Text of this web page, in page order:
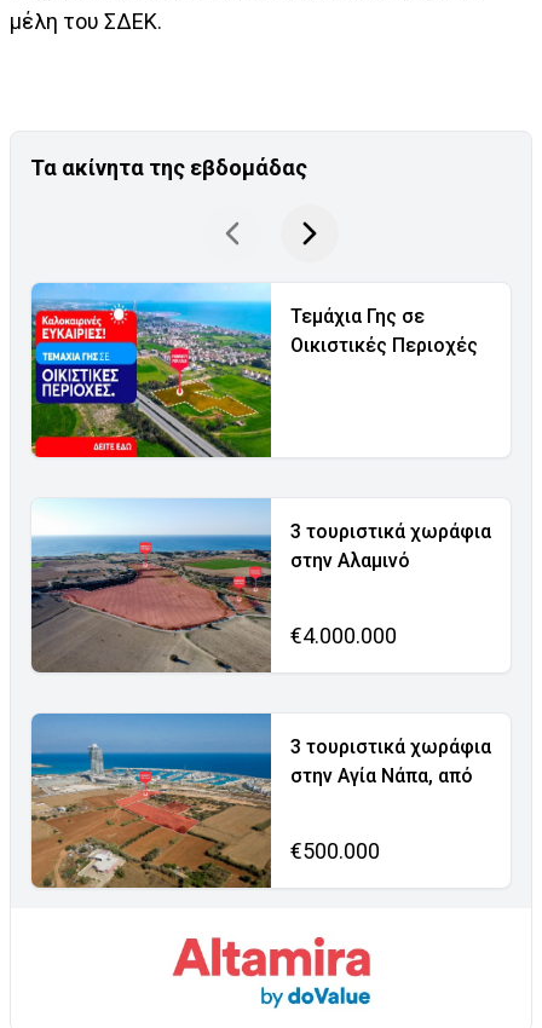
μέλη του ΣΔΕΚ.
Τα ακίνητα της εβδομάδας
Τεμάχια Γης σε
Οικιστικές Περιοχές
3 τουριστικά χωράφια
στην Αλαμινό
€4.000.000
3 τουριστικά χωράφια
στην Αγία Νάπα, από
€500.000